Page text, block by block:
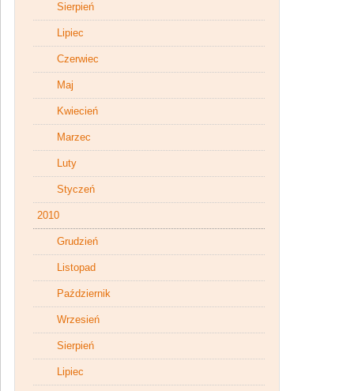
Sierpień
Lipiec
Czerwiec
Maj
Kwiecień
Marzec
Luty
Styczeń
2010
Grudzień
Listopad
Październik
Wrzesień
Sierpień
Lipiec